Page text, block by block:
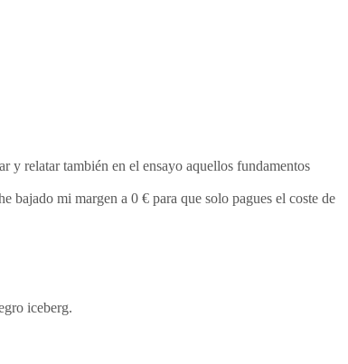
y relatar también en el ensayo aquellos fundamentos
bajado mi margen a 0 € para que solo pagues el coste de
iceberg.